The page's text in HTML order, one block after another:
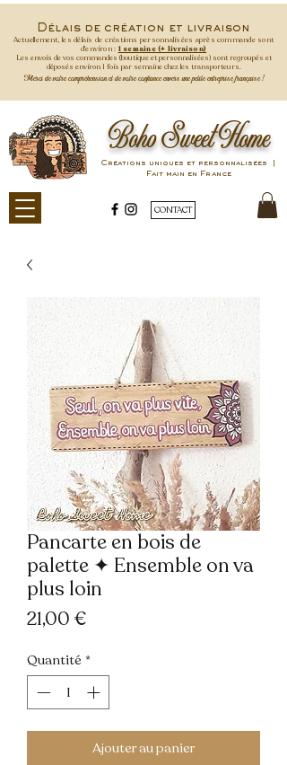
Délais de création et livraison
Actuellement, les délais de créations personnalisées après commande sont
d'environ : 1 semaine (+ livraison)
Les envois de vos commandes (boutique et personnalisées) sont regroupés et
déposés environ 1 fois par semainechez les transporteurs.
Merci de votre compréhension et de votre confiance envers une petite entreprise française !
Boho Sweet Home
Créations uniques et personnalisées |
Fait main en France
CONTACT
Pancarte en bois de
palette ✦ Ensemble on va
plus loin
21,00 €
Quantité *
Ajouter au panier